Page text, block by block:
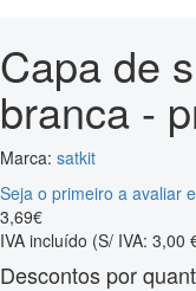
Capa de
branca -
Marca: satkit
Seja o primeiro a avaliar
3,69€
IVA incluído (S/ IVA: 3,00
Descontos por